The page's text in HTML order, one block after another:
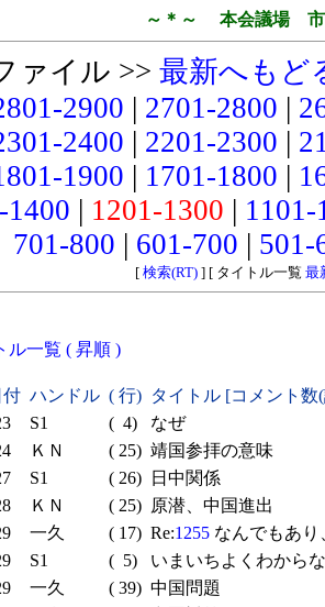
～＊～ 本会議場 市
ァイル >> 最新へもど
2900 | 2701-2800 |
2400 | 2201-2300 |
1900 | 1701-1800 |
1400 | 1201-1300 |
701-800 | 601-700 |
[ 検索(RT)] [ タイトル一覧 最
ル一覧 ( 昇順 )
付 ハンドル ( 行) タイトル [コメント
S1 ( 4)
なぜ
ＫＮ ( 25) 靖国参拝の意味
S1 ( 26)
日中関係
ＫＮ ( 25) 原潜、中国進出
一久 ( 17) Re:1255 なんでもあ
S1 ( 5)
いまいちよくわから
一久 ( 39) 中国問題